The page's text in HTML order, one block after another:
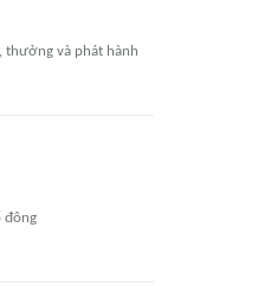
thưởng và phát hành
đông